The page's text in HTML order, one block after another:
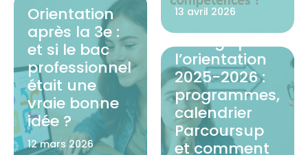
Orientation
après la 3e :
et si le bac
professionnel
était une
vraie bonne
idée ?
12 mars 2026
13 avril 2026
Lire l'article
change pour
l’orientation
2025-2026 :
programmes,
calendrier
Parcoursup
et comment